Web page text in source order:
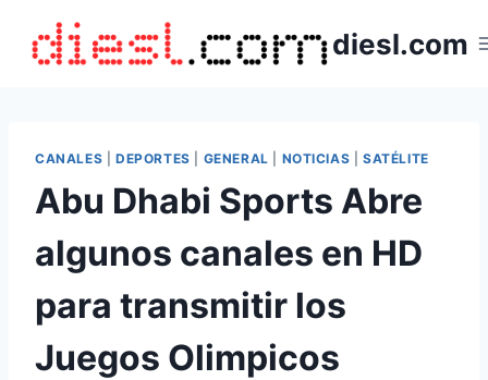
contenido
diesl.com
CANALES DEPORTES GENERAL NOTICIAS |SATÉLITE
Abu Dhabi Sports Abre
algunos canales en HD
para transmitir los
Juegos Olimpicos